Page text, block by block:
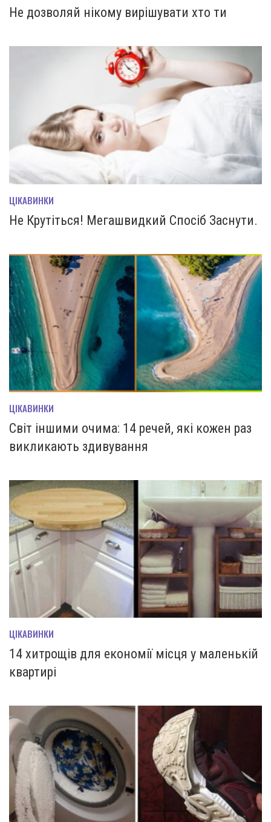
Не дозволяй нікому вирішувати хто ти
ЦІКАВИНКИ
Не Крутіться! Мегашвидкий Спосіб Заснути.
ЦІКАВИНКИ
Світ іншими очима: 14 речей, які кожен раз
викликають здивування
ЦІКАВИНКИ
14 хитрощів для економії місця у маленькій
квартирі